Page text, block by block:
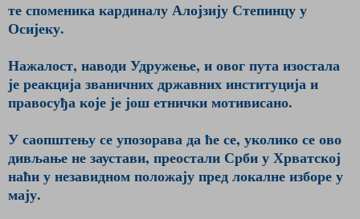
те споменика кардиналу Алојзију Степинцу у
Осијеку.
Нажалост, наводи Удружење, и овог пута изостала
је реакција званичних државних институција и
правосуђа које је још етнички мотивисано.
У саопштењу се упозорава да ће се, уколико се ово
дивљање не заустави, преостали Срби у Хрватској
наћи у незавидном положају пред локалне изборе у
мају.